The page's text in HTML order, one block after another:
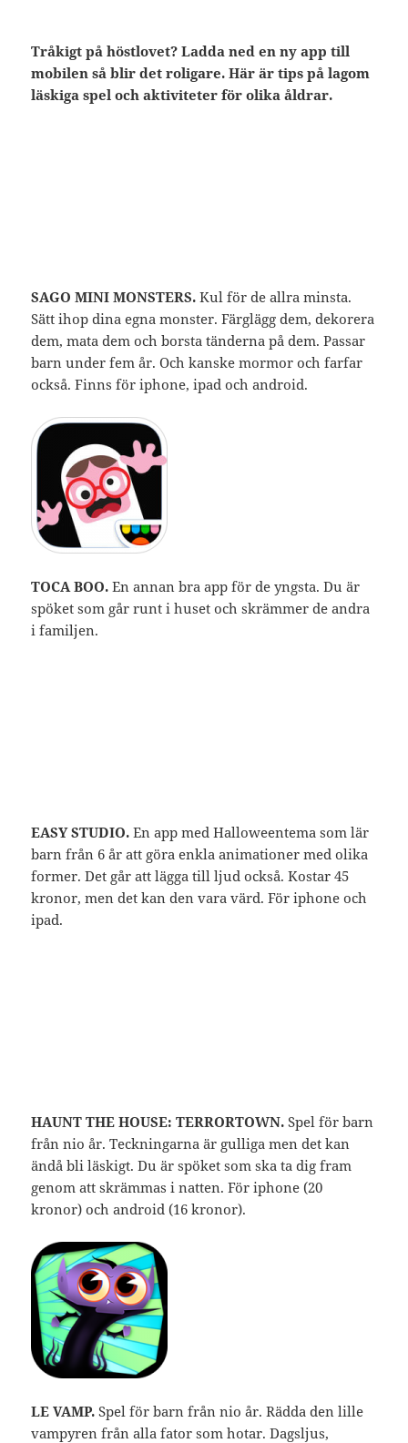
Tråkigt på höstlovet? Ladda ned en ny app till
mobilen så blir det roligare. Här är tips på lagom
läskiga spel och aktiviteter för olika åldrar.
SAGO MINI MONSTERS. Kul för de allra minsta.
Sätt ihop dina egna monster. Färglägg dem, dekorera
dem, mata dem och borsta tänderna på dem. Passar
barn under fem år. Och kanske mormor och farfar
också. Finns för iphone, ipad och android.
TOCA BOO. En annan bra app för de yngsta. Du är
spöket som går runt i huset och skrämmer de andra
i familjen.
EASY STUDIO. En app med Halloweentema som lär
barn från 6 år att göra enkla animationer med olika
former. Det går att lägga till ljud också. Kostar 45
kronor, men det kan den vara värd. För iphone och
ipad.
HAUNT THE HOUSE: TERRORTOWN. Spel för barn
från nio år. Teckningarna är gulliga men det kan
ändå bli läskigt. Du är spöket som ska ta dig fram
genom att skrämmas i natten. För iphone (20
kronor) och android (16 kronor).
LE VAMP. Spel för barn från nio år. Rädda den lille
vampyren från alla fator som hotar. Dagsljus,